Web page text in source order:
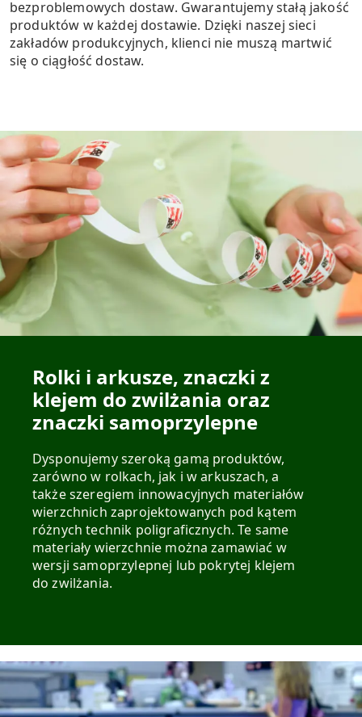
bezproblemowych dostaw. Gwarantujemy stałą jakość
produktów w każdej dostawie. Dzięki naszej sieci
zakładów produkcyjnych, klienci nie muszą martwić
się o ciągłość dostaw.
Rolki i arkusze, znaczki z
klejem do zwilżania oraz
znaczki samoprzylepne
Dysponujemy szeroką gamą produktów,
zarówno w rolkach, jak i w arkuszach, a
także szeregiem innowacyjnych materiałów
wierzchnich zaprojektowanych pod kątem
różnych technik poligraficznych. Te same
materiały wierzchnie można zamawiać w
wersji samoprzylepnej lub pokrytej klejem
do zwilżania.